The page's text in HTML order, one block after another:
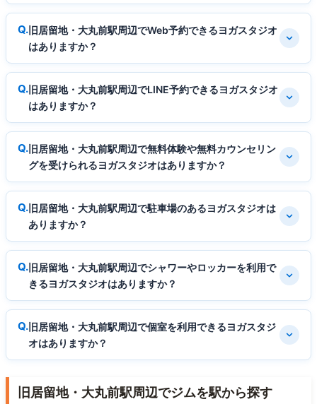
旧居留地・大丸前駅周辺でWeb予約できるヨガスタジオ
はありますか？
旧居留地・大丸前駅周辺でLINE予約できるヨガスタジオ
はありますか？
旧居留地・大丸前駅周辺で無料体験や無料カウンセリン
グを受けられるヨガスタジオはありますか？
旧居留地・大丸前駅周辺で駐車場のあるヨガスタジオは
ありますか？
旧居留地・大丸前駅周辺でシャワーやロッカーを利用で
きるヨガスタジオはありますか？
旧居留地・大丸前駅周辺で個室を利用できるヨガスタジ
オはありますか？
旧居留地・大丸前駅周辺でジムを駅から探す